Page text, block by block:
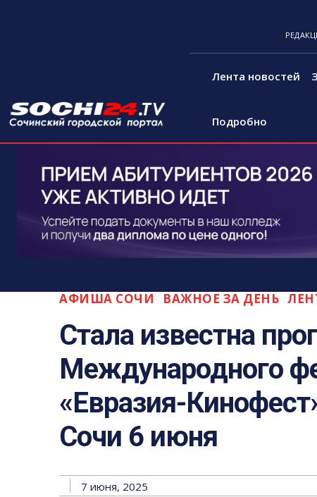
Лента новостей
Подробно
АФИША СОЧИ ВАЖНОЕ ЗА ДЕНЬ
Стала известна
Международного
«Евразия-
Сочи 6 июня
7 июня, 2025